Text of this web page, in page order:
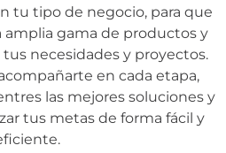
tu tipo de negocio, para que
gama de productos y
tus necesidades y proyectos.
en cada etapa,
las mejores soluciones y
tus metas de forma fácil y